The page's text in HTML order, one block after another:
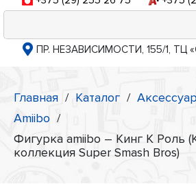
ПР. НЕЗАВИСИМОСТИ, 155/1, ТЦ
Главная / Каталог /
Amiibo /
Фигурка amiibo – Кинг К Роль
коллекция Super Smash Bros)